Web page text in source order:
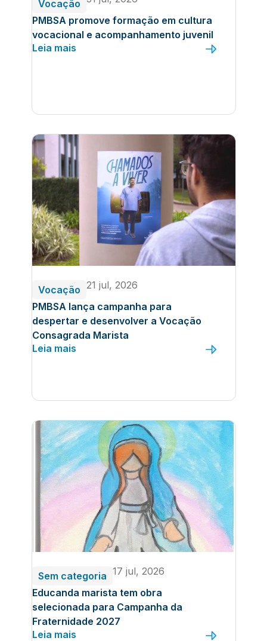
Vocação
PMBSA promove formação em cultura
vocacional e acompanhamento juvenil
Leia mais
Vocação 21 jul, 2026
PMBSA lança campanha para
despertar e desenvolver a Vocação
Consagrada Marista
Leia mais
Sem categoria 17 jul, 2026
Educanda marista tem obra
selecionada para Campanha da
Fraternidade 2027
Leia mais